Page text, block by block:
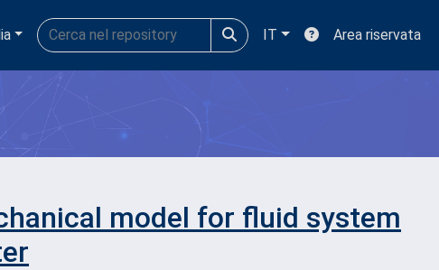
IT Area riservata
model for fluid system